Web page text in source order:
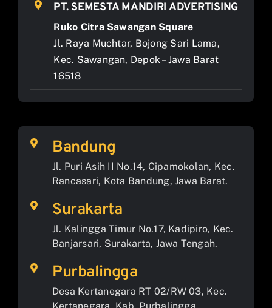
PT. SEMESTA MANDIRI ADVERTISING
Ruko Citra Sawangan Square
Jl. Raya Muchtar, Bojong Sari Lama,
Kec. Sawangan, Depok – Jawa Barat
16518
Bandung
Jl. Puri Asih II No.14, Cipamokolan, Kec.
Rancasari, Kota Bandung, Jawa Barat.
Surakarta
Jl. Kalingga Timur No.17, Kadipiro, Kec.
Banjarsari, Surakarta, Jawa Tengah.
Purbalingga
Desa Kertanegara RT 02/RW 03, Kec.